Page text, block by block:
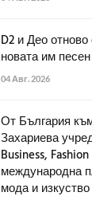
D2 и Део
новата им
04 Авг. 2026
От България
Захариева
Business,
международна
мода и изкуство